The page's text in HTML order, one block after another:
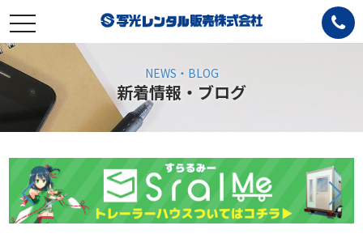
toggle
navigation
NEWS・BLOG
新着情報・ブログ